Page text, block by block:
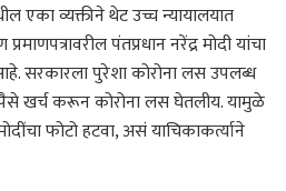
एका व्यक्तीने थेट उच्च न्यायालयात
पंतप्रधान नरेंद्र मोदी यांचा
सरकारला पुरेशा कोरोना लस उपलब्ध
खर्च करून कोरोना लस घेतलीय. यामुळे
फोटो हटवा, असं याचिकाकर्त्याने